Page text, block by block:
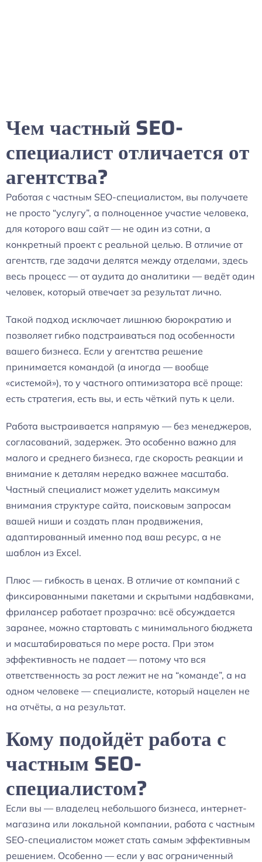
Чем частный SEO-
специалист отличается от
агентства?
Работая с частным SEO-специалистом, вы получаете
не просто “услугу”, а полноценное участие человека,
для которого ваш сайт — не один из сотни, а
конкретный проект с реальной целью. В отличие от
агентств, где задачи делятся между отделами, здесь
весь процесс — от аудита до аналитики — ведёт один
человек, который отвечает за результат лично.
Такой подход исключает лишнюю бюрократию и
позволяет гибко подстраиваться под особенности
вашего бизнеса. Если у агентства решение
принимается командой (а иногда — вообще
«системой»), то у частного оптимизатора всё проще:
есть стратегия, есть вы, и есть чёткий путь к цели.
Работа выстраивается напрямую — без менеджеров,
согласований, задержек. Это особенно важно для
малого и среднего бизнеса, где скорость реакции и
внимание к деталям нередко важнее масштаба.
Частный специалист может уделить максимум
внимания структуре сайта, поисковым запросам
вашей ниши и создать план продвижения,
адаптированный именно под ваш ресурс, а не
шаблон из Excel.
Плюс — гибкость в ценах. В отличие от компаний с
фиксированными пакетами и скрытыми надбавками,
фрилансер работает прозрачно: всё обсуждается
заранее, можно стартовать с минимального бюджета
и масштабироваться по мере роста. При этом
эффективность не падает — потому что вся
ответственность за рост лежит не на “команде”, а на
одном человеке — специалисте, который нацелен не
на отчёты, а на результат.
Кому подойдёт работа с
частным SEO-
специалистом?
Если вы — владелец небольшого бизнеса, интернет-
магазина или локальной компании, работа с частным
SEO-специалистом может стать самым эффективным
решением. Особенно — если у вас ограниченный